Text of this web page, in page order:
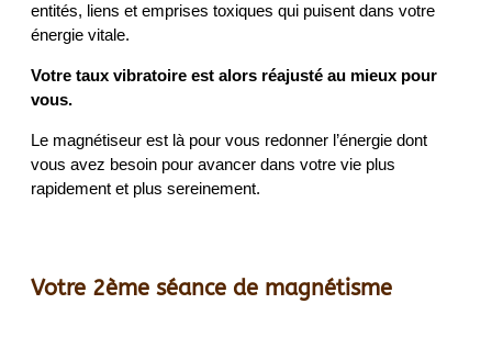
entités, liens et emprises toxiques qui puisent dans votre
énergie vitale.
Votre taux vibratoire est alors réajusté au mieux pour
vous.
Le magnétiseur est là pour vous redonner l’énergie dont
vous avez besoin pour avancer dans votre vie plus
rapidement et plus sereinement.
Votre 2ème séance de magnétisme